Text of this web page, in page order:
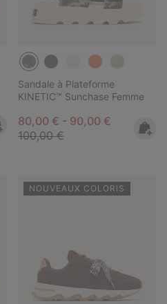
Sandale à Plateforme
KINETIC™ Sunchase Femme
Minimum sale price:
80,00 € - Maximum sale
90,00 € Regular
100,00 €
NOUVEAUX COLORIS